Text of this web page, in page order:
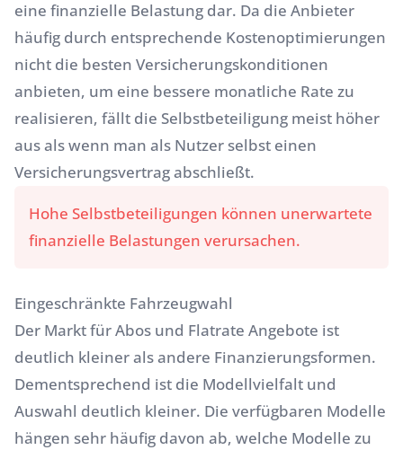
eine finanzielle Belastung dar. Da die Anbieter
häufig durch entsprechende Kostenoptimierungen
nicht die besten Versicherungskonditionen
anbieten, um eine bessere monatliche Rate zu
realisieren, fällt die Selbstbeteiligung meist höher
aus als wenn man als Nutzer selbst einen
Versicherungsvertrag abschließt.
Hohe Selbstbeteiligungen können unerwartete
finanzielle Belastungen verursachen.
Eingeschränkte Fahrzeugwahl
Der Markt für Abos und Flatrate Angebote ist
deutlich kleiner als andere Finanzierungsformen.
Dementsprechend ist die Modellvielfalt und
Auswahl deutlich kleiner. Die verfügbaren Modelle
hängen sehr häufig davon ab, welche Modelle zu